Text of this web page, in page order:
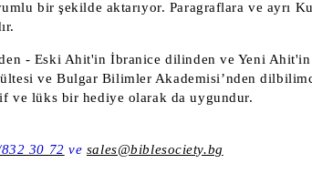
bir şekilde aktarıyor. Paragraflara ve ayrı
- Eski Ahit'in İbranice dilinden ve Yeni
ve Bulgar Bilimler Akademisi’nden
ve lüks bir hediye olarak da uygundur.
30 72 ve sales@biblesociety.bg